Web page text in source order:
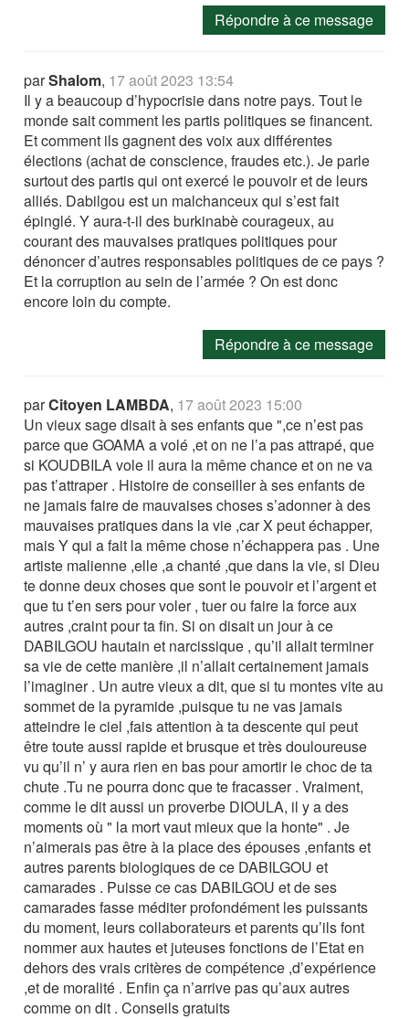
Répondre à ce message
parShalom, 17 août 2023 13:54
Il y a beaucoup d’hypocrisie dans notre pays. Tout le
monde sait comment les partis politiques se financent.
Et comment ils gagnent des voix aux différentes
élections (achat de conscience, fraudes etc.). Je parle
surtout des partis qui ont exercé le pouvoir et de leurs
alliés. Dabilgou est un malchanceux qui s’est fait
épinglé. Y aura-t-il des burkinabè courageux, au
courant des mauvaises pratiques politiques pour
dénoncer d’autres responsables politiques de ce pays ?
Et la corruption au sein de l’armée ? On est donc
encore loin du compte.
Répondre à ce message
parCitoyen LAMBDA, 17 août 2023 15:00
Un vieux sage disait à ses enfants que ",ce n’est pas
parce que GOAMA a volé ,et on ne l’a pas attrapé, que
si KOUDBILA vole il aura la même chance et on ne va
pas t’attraper . Histoire de conseiller à ses enfants de
ne jamais faire de mauvaises choses s’adonner à des
mauvaises pratiques dans la vie ,car X peut échapper,
mais Y qui a fait la même chose n’échappera pas . Une
artiste malienne ,elle ,a chanté ,que dans la vie, si Dieu
te donne deux choses que sont le pouvoir et l’argent et
que tu t’en sers pour voler , tuer ou faire la force aux
autres ,craint pour ta fin. Si on disait un jour à ce
DABILGOU hautain et narcissique , qu’il allait terminer
sa vie de cette manière ,il n’allait certainement jamais
l’imaginer . Un autre vieux a dit, que si tu montes vite au
sommet de la pyramide ,puisque tu ne vas jamais
atteindre le ciel ,fais attention à ta descente qui peut
être toute aussi rapide et brusque et très douloureuse
vu qu’il n’ y aura rien en bas pour amortir le choc de ta
chute .Tu ne pourra donc que te fracasser . Vraiment,
comme le dit aussi un proverbe DIOULA, il y a des
moments où " la mort vaut mieux que la honte" . Je
n’aimerais pas être à la place des épouses ,enfants et
autres parents biologiques de ce DABILGOU et
camarades . Puisse ce cas DABILGOU et de ses
camarades fasse méditer profondément les puissants
du moment, leurs collaborateurs et parents qu’ils font
nommer aux hautes et juteuses fonctions de l’Etat en
dehors des vrais critères de compétence ,d’expérience
,et de moralité . Enfin ça n’arrive pas qu’aux autres
comme on dit . Conseils gratuits